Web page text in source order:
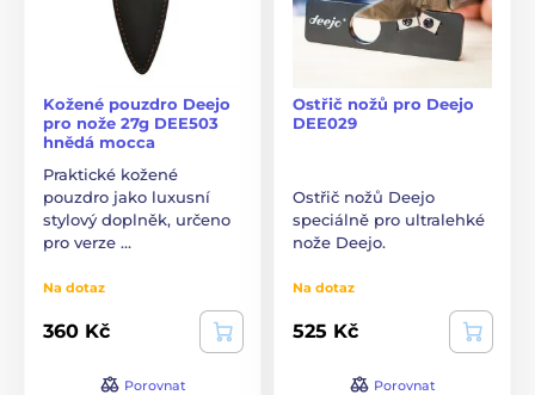
Kožené pouzdro Deejo
pro nože 27g DEE503
hnědá mocca
Praktické kožené
pouzdro jako luxusní
stylový doplněk, určeno
pro verze …
Na dotaz
360 Kč
Porovnat
Ostřič nožů pro Deejo
DEE029
Ostřič nožů Deejo
speciálně pro ultralehké
nože Deejo.
Na dotaz
525 Kč
Porovnat